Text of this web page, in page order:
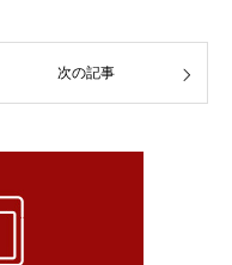
次の記事